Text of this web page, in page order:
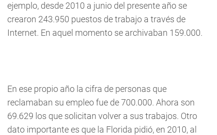
ejemplo, desde 2010 a junio del presente año se
crearon 243.950 puestos de trabajo a través de
Internet. En aquel momento se archivaban 159.000.
En ese propio año la cifra de personas que
reclamaban su empleo fue de 700.000. Ahora son
69.629 los que solicitan volver a sus trabajos. Otro
dato importante es que la Florida pidió, en 2010, al